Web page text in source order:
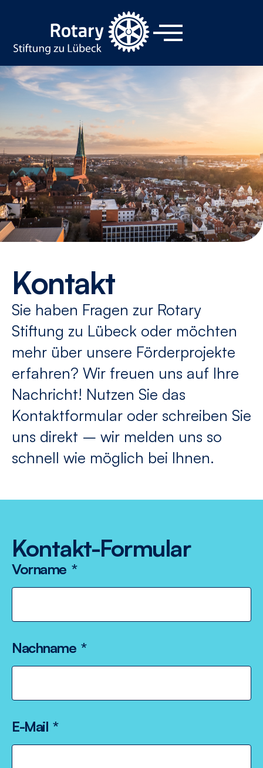
Kontakt
Sie haben Fragen zur Rotary
Stiftung zu Lübeck oder möchten
mehr über unsere Förderprojekte
erfahren? Wir freuen uns auf Ihre
Nachricht! Nutzen Sie das
Kontaktformular oder schreiben Sie
uns direkt – wir melden uns so
schnell wie möglich bei Ihnen.
Kontakt-Formular
Vorname
Nachname
E-Mail